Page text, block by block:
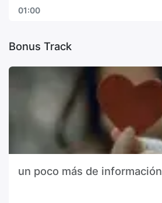
01:00
Bonus Track
un poco más de información